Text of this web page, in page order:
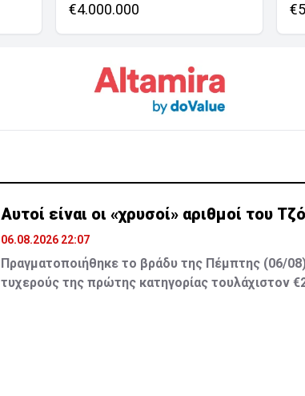
€4.000.000
Αυτοί είναι οι «χρυσοί» αριθμοί του
06.08.2026 22:07
Πραγματοποιήθηκε το βράδυ της Πέμπτης (06/
τυχερούς της πρώτης κατηγορίας τουλάχιστον